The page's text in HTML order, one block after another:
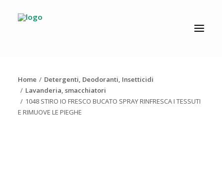
AZIENDA
NEWS
Home
Detergenti, Deodoranti, Insetticidi
Lavanderia, smacchiatori
1048 STIRO IO FRESCO BUCATO SPRAY RINFRESCA I TESSUTI
E RIMUOVE LE PIEGHE